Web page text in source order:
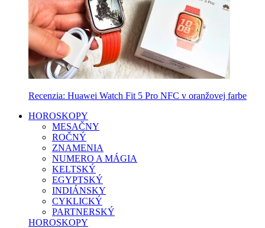
Recenzia: Huawei Watch Fit 5 Pro NFC v oranžovej farbe
HOROSKOPY
MESAČNY
ROČNÝ
ZNAMENIA
NUMERO A MÁGIA
KELTSKÝ
EGYPTSKÝ
INDIÁNSKY
CYKLICKÝ
PARTNERSKÝ
HOROSKOPY